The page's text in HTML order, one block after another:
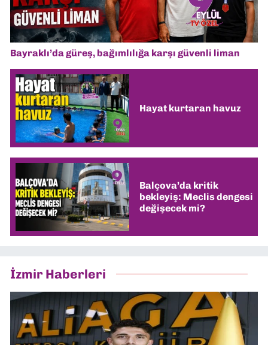
Bayraklı’da güreş, bağımlılığa karşı güvenli liman
Hayat kurtaran havuz
Balçova’da kritik
bekleyiş: Meclis dengesi
değişecek mi?
İzmir Haberleri